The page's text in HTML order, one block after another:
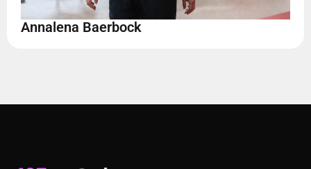
Annalena Baerbock